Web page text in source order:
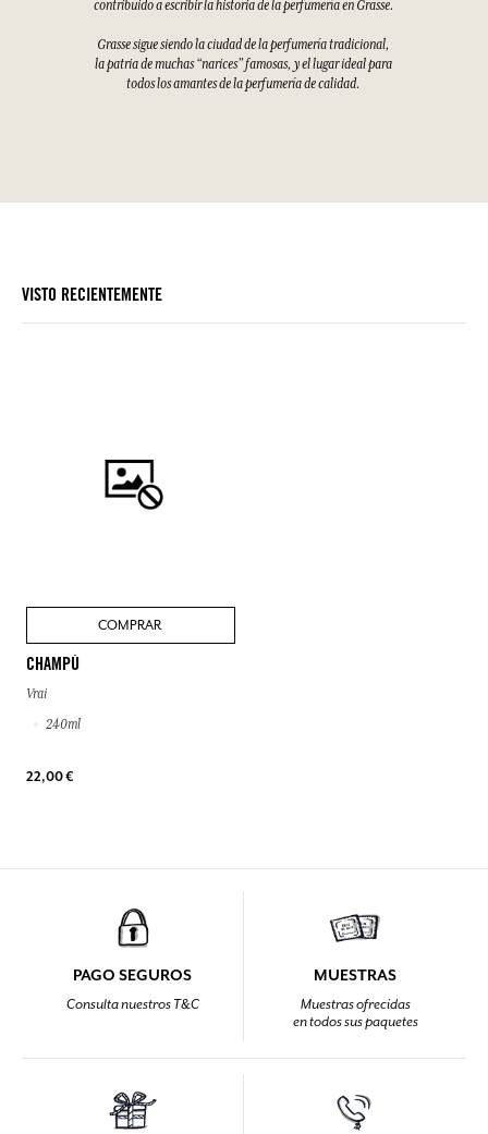
contribuido a escribir la historia de la perfumería en Grasse.
Grasse sigue siendo la ciudad de la perfumería tradicional,
la patria de muchas “narices” famosas, y el lugar ideal para
todos los amantes de la perfumería de calidad.
VISTO RECIENTEMENTE
COMPRAR
CHAMPÚ
Vrai
240ml
22,00 €
PAGO SEGUROS
Consulta nuestros T&C
MUESTRAS
Muestras ofrecidas
en todos sus paquetes